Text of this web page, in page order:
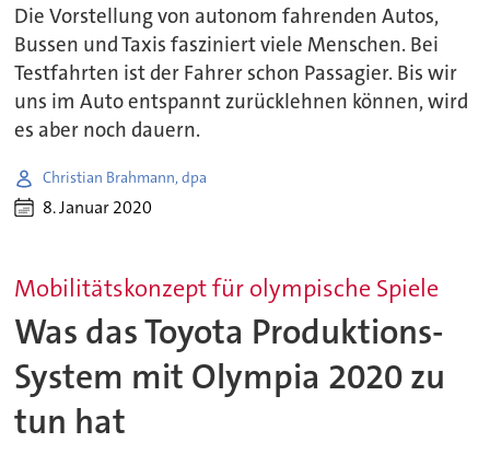
Die Vorstellung von autonom fahrenden Autos,
Bussen und Taxis fasziniert viele Menschen. Bei
Testfahrten ist der Fahrer schon Passagier. Bis wir
uns im Auto entspannt zurücklehnen können, wird
es aber noch dauern.
Christian Brahmann, dpa
8. Januar 2020
Mobilitätskonzept für olympische Spiele
Was das Toyota Produktions-
System mit Olympia 2020 zu
tun hat